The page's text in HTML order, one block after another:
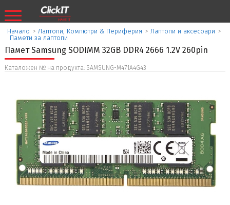
Начало > Лаптопи, Компютри & Периферия > Лаптопи и аксесоари >
Памети за лаптопи
Памет Samsung SODIMM 32GB DDR4 2666 1.2V 260pin
Каталожен № на продукта: SAMSUNG-M471A4G43